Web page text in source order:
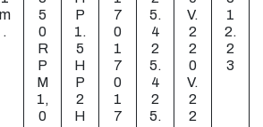
m
.
5
0
R
P
M
1,
0
P
1.
5
H
P
2
H
7
0
1
7
0
1
7
5.
4
2
5.
4
2
5.
V.
2
2
0
V.
2
2
1
2.
2
3